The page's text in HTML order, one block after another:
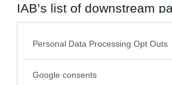
IAB’s list of downstream
also be disclosed by us
Downstream Participants
Please note that this
Personal Data Processing Opt Outs
Google consents
Antall innlegg: